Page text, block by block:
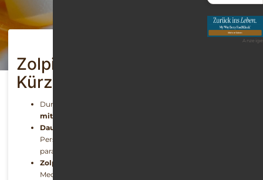
Anzeige
Zolpidem – Das Wichtigste in
Kürze
Durch Wirkung im zentralen Nervensystem:
mit verstärktem Suchtpotential
Dauerhafte Anwendung
Persönlichkeitsveränderungen, Gedächtnislücken,
paradoxen Reaktionen, Wahnvorstellungen
Zolpidem-Entzug
Medikament, Einnahme, Dosierung…